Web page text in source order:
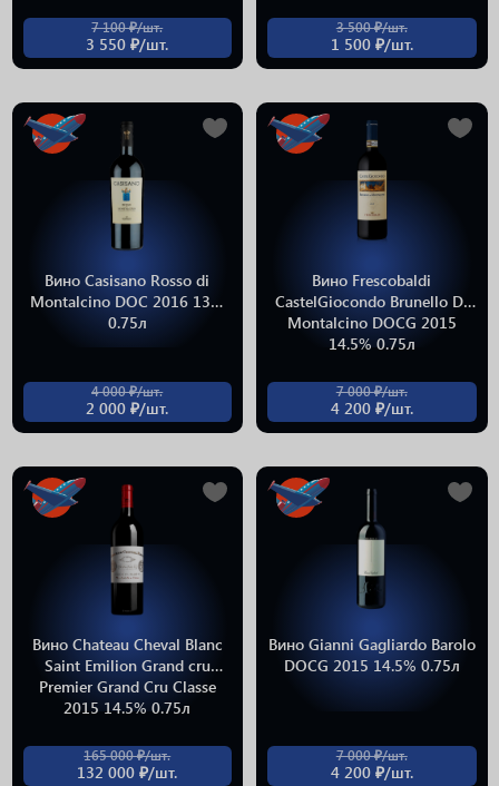
7 100 ₽/шт.
3 550 ₽/шт.
3 500 ₽/шт.
1 500 ₽/шт.
Вино Casisano Rosso di
Montalcino DOC 2016 13%
0.75л
4 000 ₽/шт.
2 000 ₽/шт.
Вино Frescobaldi
CastelGiocondo Brunello Di
Montalcino DOCG 2015
14.5% 0.75л
7 000 ₽/шт.
4 200 ₽/шт.
Вино Chateau Cheval Blanc
Saint Emilion Grand cru
Premier Grand Cru Classe
2015 14.5% 0.75л
165 000 ₽/шт.
132 000 ₽/шт.
Вино Gianni Gagliardo Barolo
DOCG 2015 14.5% 0.75л
7 000 ₽/шт.
4 200 ₽/шт.